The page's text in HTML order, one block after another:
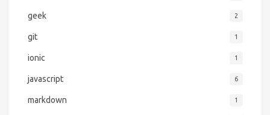
geek 2
git 1
ionic 1
javascript 6
markdown 1